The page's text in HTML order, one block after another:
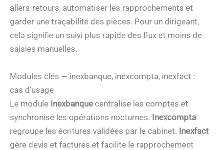
allers-retours, automatiser les rapprochements et
garder une traçabilité des pièces. Pour un dirigeant,
cela signifie un suivi plus rapide des flux et moins de
saisies manuelles.
Modules clés — inexbanque, inexcompta, inexfact :
cas d’usage
Le module Inexbanque centralise les comptes et
synchronise les opérations nocturnes. Inexcompta
regroupe les écritures validées par le cabinet. Inexfact
gère devis et factures et facilite le rapprochement